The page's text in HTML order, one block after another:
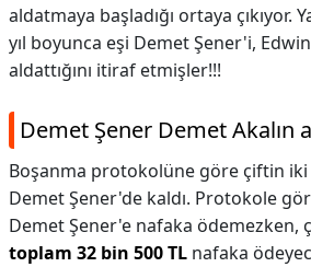
aldatmaya başladığı ortaya çıkıyor.
yıl boyunca eşi Demet Şener'i,
aldattığını itiraf etmişler!!!
Demet Şener Demet Akalın
Boşanma protokolüne göre çiftin
Demet Şener'de kaldı. Protokole
Demet Şener'e nafaka ödemezken,
toplam 32 bin 500 TL nafaka